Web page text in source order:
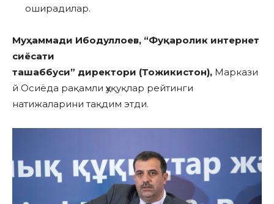
оширадилар.
Муҳаммади Ибодуллоев, “Фуқаролик интернет
сиёсати
ташаббуси” директори (Тожикистон), Маркази
й Осиёда рақамли ҳуқуқлар рейтинги
натижаларини тақдим этди.